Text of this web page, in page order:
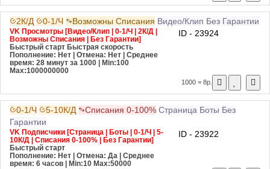
2К/Д 0-1/Ч Возможны Списания Видео/Клип Без Гарантии
VK Просмотры [Видео/Клип | 0-1/Ч | 2К/Д |
Возможны Списания | Без Гарантии]
Быстрый старт Быстрая скорость
Пополнение: Нет | Отмена: Нет | Среднее
время: 28 минут за 1000
| Min:100
Max:1000000000
ID - 23924
1000 = 8р.
0-1/Ч 5-10К/Д Списания 0-100% Страница Боты Без
Гарантии
VK Подписчики [Страница | Боты | 0-1/Ч | 5-
10К/Д | Списания 0-100% | Без Гарантии]
Быстрый старт
Пополнение: Нет | Отмена: Да | Среднее
время: 6 часов
| Min:10 Max:50000
ID - 23922